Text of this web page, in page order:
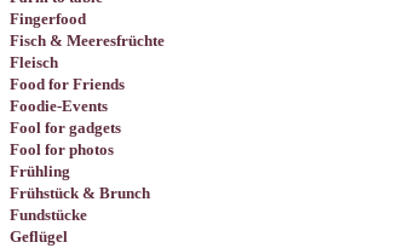
Fingerfood
Fisch & Meeresfrüchte
Fleisch
Food for Friends
Foodie-Events
Fool for gadgets
Fool for photos
Frühling
Frühstück & Brunch
Fundstücke
Geflügel